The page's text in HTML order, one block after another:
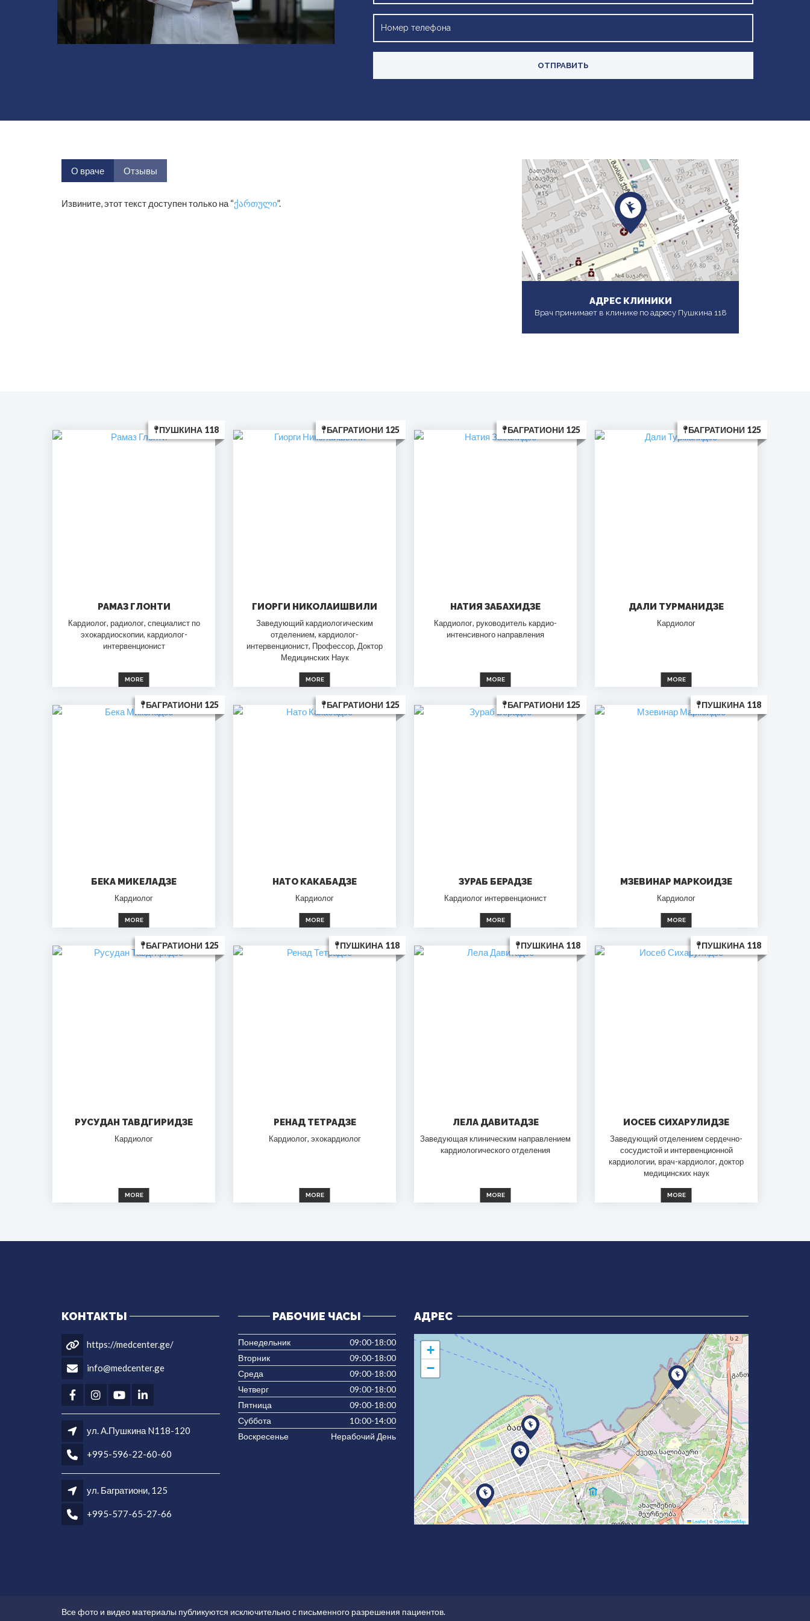
О враче Отзывы
Извините, этот текст доступен только на “ქართული”.
АДРЕС КЛИНИКИ
Врач принимает в клинике по адресу Пушкина 118
ПУШКИНА 118
РАМАЗ ГЛОНТИ
Кардиолог, радиолог, специалист по
эхокардиоскопии, кардиолог-
интервенционист
MORE
БАГРАТИОНИ 125
ГИОРГИ НИКОЛАИШВИЛИ
Заведующий кардиологическим
отделением, кардиолог-
интервенционист, Профессор, Доктор
Медицинских Наук
MORE
БАГРАТИОНИ 125
НАТИЯ ЗАБАХИДЗЕ
Кардиолог, руководитель кардио-
интенсивного направления
MORE
БАГРАТИОНИ 125
ДАЛИ ТУРМАНИДЗЕ
Кардиолог
MORE
БАГРАТИОНИ 125
БЕКА МИКЕЛАДЗЕ
Кардиолог
MORE
БАГРАТИОНИ 125
НАТО КАКАБАДЗЕ
Кардиолог
MORE
БАГРАТИОНИ 125
ЗУРАБ БЕРАДЗЕ
Кардиолог интервенционист
MORE
ПУШКИНА 118
МЗЕВИНАР МАРКОИДЗЕ
Кардиолог
MORE
БАГРАТИОНИ 125
РУСУДАН ТАВДГИРИДЗЕ
Кардиолог
MORE
ПУШКИНА 118
РЕНАД ТЕТРАДЗЕ
Кардиолог, эхокардиолог
MORE
ПУШКИНА 118
ЛЕЛА ДАВИТАДЗЕ
Заведующая клиническим направлением
кардиологического отделения
MORE
ПУШКИНА 118
ИОСЕБ СИХАРУЛИДЗЕ
Заведующий отделением сердечно-
сосудистой и интервенционной
кардиологии, врач-кардиолог, доктор
медицинских наук
MORE
КОНТАКТЫ
https://medcenter.ge/
info@medcenter.ge
ул. А.Пушкина N118-120
+995-596-22-60-60
ул. Багратиони, 125
+995-577-65-27-66
РАБОЧИЕ ЧАСЫ
Понедельник
09:00-18:00
Вторник
09:00-18:00
Среда
09:00-18:00
Четверг
09:00-18:00
Пятница
09:00-18:00
Суббота
10:00-14:00
Воскресенье
Нерабочий День
АДРЕС
+
−
Leaflet|©OpenStreetMap
Все фото и видео материалы публикуются исключительно с письменного разрешения пациентов.